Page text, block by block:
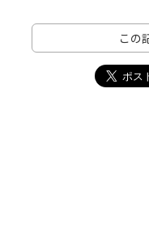
この